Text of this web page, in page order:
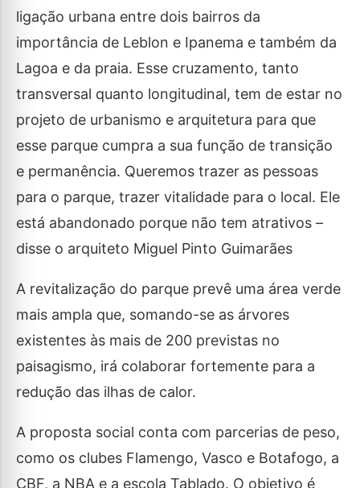
ligação urbana entre dois bairros da
importância de Leblon e Ipanema e também da
Lagoa e da praia. Esse cruzamento, tanto
transversal quanto longitudinal, tem de estar no
projeto de urbanismo e arquitetura para que
esse parque cumpra a sua função de transição
e permanência. Queremos trazer as pessoas
para o parque, trazer vitalidade para o local. Ele
está abandonado porque não tem atrativos –
disse o arquiteto Miguel Pinto Guimarães
A revitalização do parque prevê uma área verde
mais ampla que, somando-se as árvores
existentes às mais de 200 previstas no
paisagismo, irá colaborar fortemente para a
redução das ilhas de calor.
A proposta social conta com parcerias de peso,
como os clubes Flamengo, Vasco e Botafogo, a
CBF, a NBA e a escola Tablado. O objetivo é